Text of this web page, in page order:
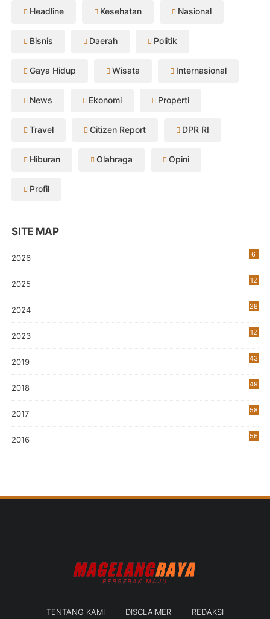
Headline Kesehatan Nasional
Bisnis Daerah Politik
Gaya Hidup Wisata Internasional
News Ekonomi Properti
Travel Citizen Report DPR RI
Hiburan Olahraga Opini
Profil
SITE MAP
2026 6
2025 12
2024 28
2023
12
2019
43
2018 49
2017 58
2016 56
TENTANG KAMI DISCLAIMER REDAKSI